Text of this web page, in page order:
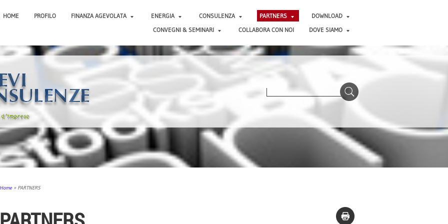
HOME PROFILO FINANZA AGEVOLATA ENERGIA CONSULENZA PARTNERS
DOWNLOAD
CONVEGNI & SEMINARI
COLLABORA CON NOI DOVE SIAMO
Home» PARTNERS